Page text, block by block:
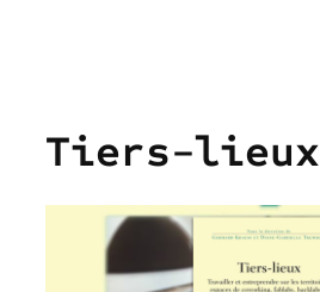
Tiers-lieux